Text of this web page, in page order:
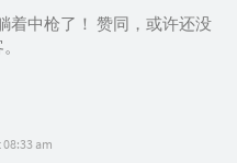
着中枪了！ 赞同，或许还没
am